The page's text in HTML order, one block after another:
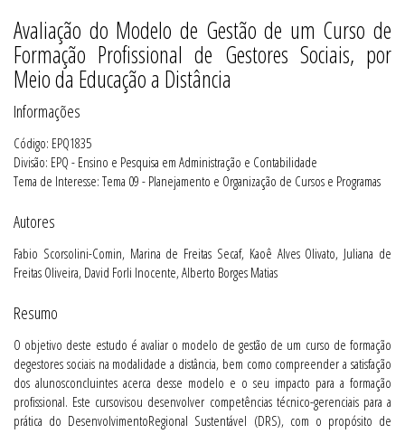
Avaliação do Modelo de Gestão de um Curso de
Formação Profissional de Gestores Sociais, por
Meio da Educação a Distância
Informações
Código: EPQ1835
Divisão: EPQ - Ensino e Pesquisa em Administração e Contabilidade
Tema de Interesse: Tema 09 - Planejamento e Organização de Cursos e Programas
Autores
Fabio Scorsolini-Comin, Marina de Freitas Secaf, Kaoê Alves Olivato, Juliana de
Freitas Oliveira, David Forli Inocente, Alberto Borges Matias
Resumo
O objetivo deste estudo é avaliar o modelo de gestão de um curso de formação
degestores sociais na modalidade a distância, bem como compreender a satisfação
dos alunosconcluintes acerca desse modelo e o seu impacto para a formação
profissional. Este cursovisou desenvolver competências técnico-gerenciais para a
prática do DesenvolvimentoRegional Sustentável (DRS), com o propósito de